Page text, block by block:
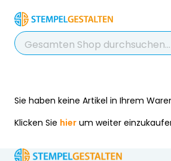
Chatten Sie 24/7
hilfreichen Chatbot
Kontakt
Sie haben keine Artikel in Ihrem
Klicken Sie hier um weiter